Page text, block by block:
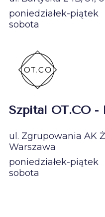
poniedziałek-piątek
sobota
Szpital OT.CO -
ul. Zgrupowania AK
Warszawa
poniedziałek-piątek
sobota